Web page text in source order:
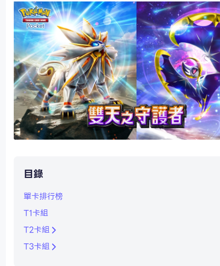
目錄
單卡排行榜
T1卡組
T2卡組
T3卡組